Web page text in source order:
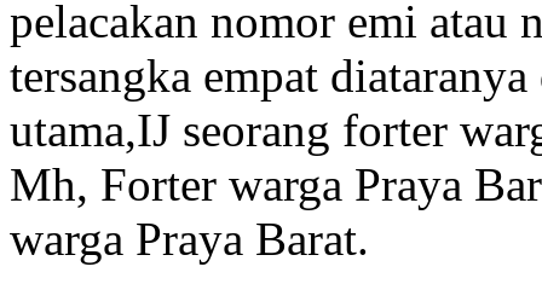
pelacakan nomor emi atau
tersangka empat
utama,IJ seorang forter
Mh, Forter warga Praya
warga Praya Barat.